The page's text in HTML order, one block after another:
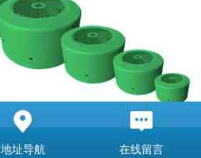
地址导航 在线留言